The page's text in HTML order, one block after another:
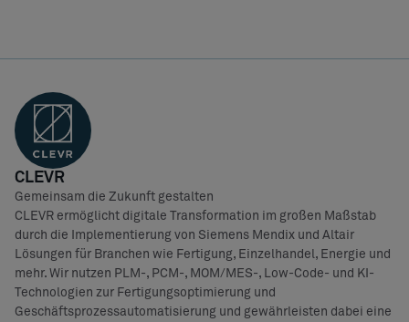
CLEVR
Gemeinsam die Zukunft gestalten
CLEVR ermöglicht digitale Transformation im großen Maßstab
durch die Implementierung von Siemens Mendix und Altair
Lösungen für Branchen wie Fertigung, Einzelhandel, Energie und
mehr. Wir nutzen PLM-, PCM-, MOM/MES-, Low-Code- und KI-
Technologien zur Fertigungsoptimierung und
Geschäftsprozessautomatisierung und gewährleisten dabei eine